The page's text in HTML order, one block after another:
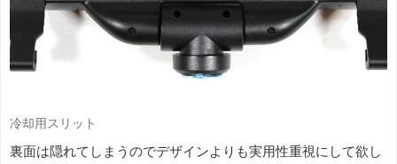
冷却用スリット
裏面は隠れてしまうのでデザインよりも実用性重視にして欲し